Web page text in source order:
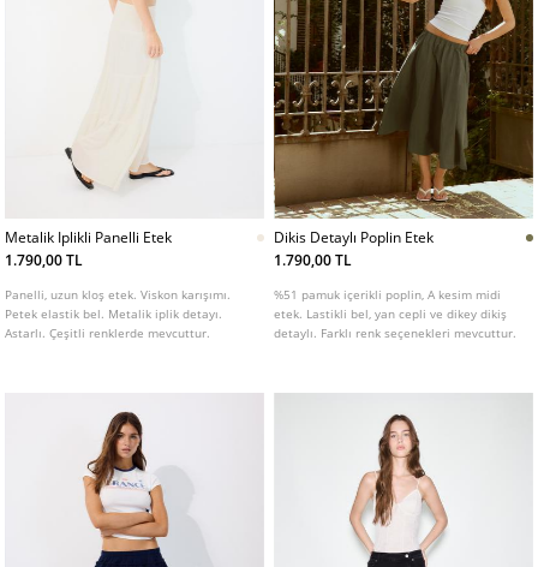
Metalik Iplikli Panelli Etek
1.790,00 TL
Panelli, uzun kloş etek. Viskon karışımı.
Petek elastik bel. Metalik iplik detayı.
Astarlı. Çeşitli renklerde mevcuttur.
Dikis Detaylı Poplin Etek
1.790,00 TL
%51 pamuk içerikli poplin, A kesim midi
etek. Lastikli bel, yan cepli ve dikey dikiş
detaylı. Farklı renk seçenekleri mevcuttur.